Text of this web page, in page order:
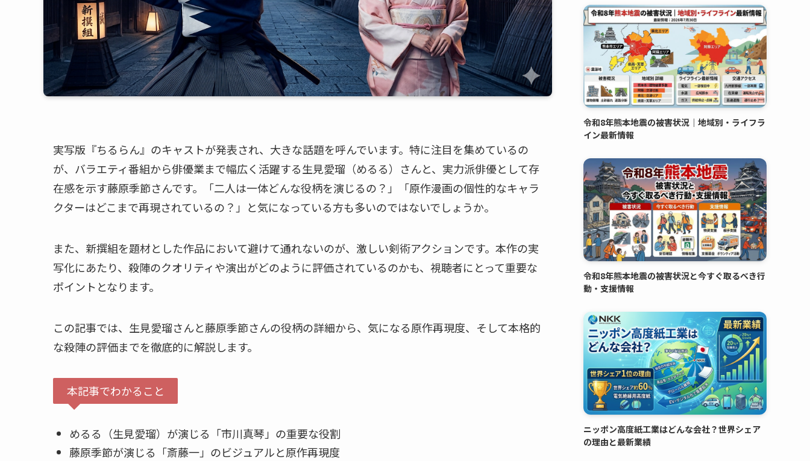
実写版『ちるらん』のキャストが発表され、大きな話題を呼んでいます。特に注目を集めているの
が、バラエティ番組から俳優業まで幅広く活躍する生見愛瑠（めるる）さんと、実力派俳優として存
在感を示す藤原季節さんです。「二人は一体どんな役柄を演じるの？」「原作漫画の個性的なキャラ
クターはどこまで再現されているの？」と気になっている方も多いのではないでしょうか。
また、新撰組を題材とした作品において避けて通れないのが、激しい剣術アクションです。本作の実
写化にあたり、殺陣のクオリティや演出がどのように評価されているのかも、視聴者にとって重要な
ポイントとなります。
この記事では、生見愛瑠さんと藤原季節さんの役柄の詳細から、気になる原作再現度、そして本格的
な殺陣の評価までを徹底的に解説します。
本記事でわかること
めるる（生見愛瑠）が演じる「市川真琴」の重要な役割
藤原季節が演じる「斎藤一」のビジュアルと原作再現度
令和8年熊本地震の被害状況｜地域別・ライフラ
イン最新情報
令和8年熊本地震の被害状況と今すぐ取るべき行
動・支援情報
ニッポン高度紙工業はどんな会社？世界シェア
の理由と最新業績